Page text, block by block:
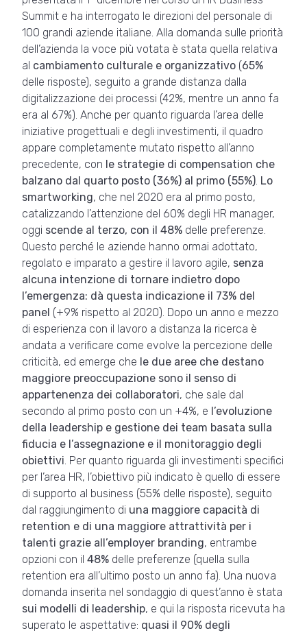
Summit e ha interrogato le direzioni del personale di
100 grandi aziende italiane. Alla domanda sulle priorità
dell’azienda la voce più votata è stata quella relativa
al cambiamento culturale e organizzativo (65%
delle risposte), seguito a grande distanza dalla
digitalizzazione dei processi (42%, mentre un anno fa
era al 67%). Anche per quanto riguarda l’area delle
iniziative progettuali e degli investimenti, il quadro
appare completamente mutato rispetto all’anno
precedente, con le strategie di compensation che
balzano dal quarto posto (36%) al primo (55%). Lo
smartworking, che nel 2020 era al primo posto,
catalizzando l’attenzione del 60% degli HR manager,
oggi scende al terzo, con il 48% delle preferenze.
Questo perché le aziende hanno ormai adottato,
regolato e imparato a gestire il lavoro agile, senza
alcuna intenzione di tornare indietro dopo
l’emergenza: dà questa indicazione il 73% del
panel (+9% rispetto al 2020). Dopo un anno e mezzo
di esperienza con il lavoro a distanza la ricerca è
andata a verificare come evolve la percezione delle
criticità, ed emerge che le due aree che destano
maggiore preoccupazione sono il senso di
appartenenza dei collaboratori, che sale dal
secondo al primo posto con un +4%, e l’evoluzione
della leadership e gestione dei team basata sulla
fiducia e l’assegnazione e il monitoraggio degli
obiettivi. Per quanto riguarda gli investimenti specifici
per l’area HR, l’obiettivo più indicato è quello di essere
di supporto al business (55% delle risposte), seguito
dal raggiungimento di una maggiore capacità di
retention e di una maggiore attrattività per i
talenti grazie all’employer branding, entrambe
opzioni con il 48% delle preferenze (quella sulla
retention era all’ultimo posto un anno fa). Una nuova
domanda inserita nel sondaggio di quest’anno è stata
sui modelli di leadership, e qui la risposta ricevuta ha
superato le aspettative: quasi il 90% degli